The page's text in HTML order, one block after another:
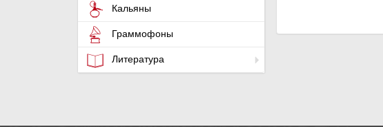
Кальяны
Граммофоны
Литература